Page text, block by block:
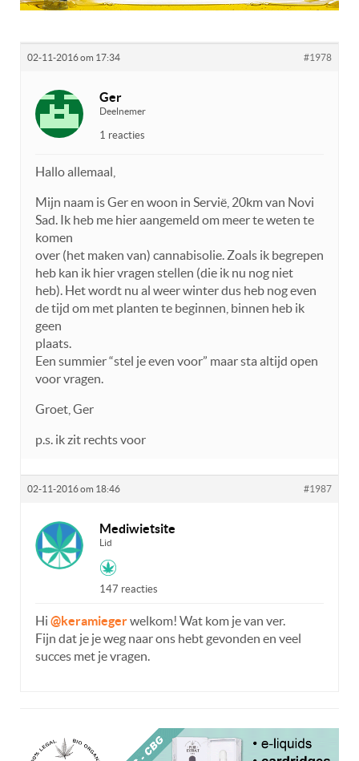
02-11-2016 om 17:34 #1978
Ger
Deelnemer
1 reacties
Hallo allemaal,
Mijn naam is Ger en woon in Servië, 20km van Novi
Sad. Ik heb me hier aangemeld om meer te weten te
komen
over (het maken van) cannabisolie. Zoals ik begrepen
heb kan ik hier vragen stellen (die ik nu nog niet
heb). Het wordt nu al weer winter dus heb nog even
de tijd om met planten te beginnen, binnen heb ik
geen
plaats.
Een summier “stel je even voor” maar sta altijd open
voor vragen.
Groet, Ger
p.s. ik zit rechts voor
02-11-2016 om 18:46 #1987
Mediwietsite
Lid
147 reacties
Hi @keramiegerwelkom! Wat kom je van ver.
Fijn dat je je weg naar ons hebt gevonden en veel
succes met je vragen.